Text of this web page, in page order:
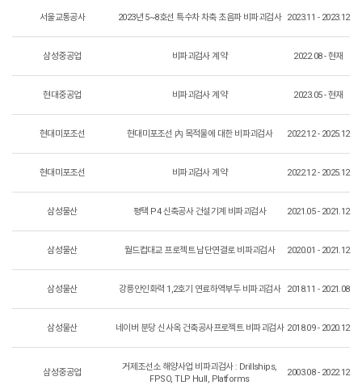
서울교통공사 2023년 5~8호선 특수차 차축 초음파 비파괴검사 2023.11 - 2023.12
삼성중공업 비파괴검사 계약 2022.08 - 현재
현대중공업 비파괴검사 계약 2023.05 - 현재
현대미포조선 현대미포조선 內 목적물에 대한 비파괴검사 2022.12 - 2025.12
현대미포조선 비파괴검사 계약 2022.12 - 2025.12
삼성물산 평택 P4 신축공사 건설기계 비파괴검사 2021.05 - 2021.12
삼성물산 월드컵대교 프로젝트 남단연결로 비파괴검사 2020.01 - 2021.12
삼성물산 강릉안인화력 1,2호기 연료하역부두 비파괴검사 2018.11 - 2021.08
삼성물산 네이버 분당 신사옥 건축공사프로젝트 비파괴검사 2018.09 - 2020.12
삼성중공업
거제조선소 해양사업 비파괴검사 : Drillships,
FPSO, TLP Hull, Platforms
2003.08 - 2022.12